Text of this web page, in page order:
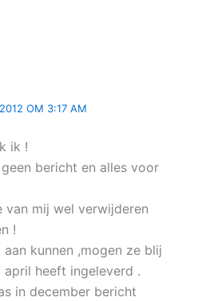
OM 3:17 AM
ik !
bericht en alles voor
van mij wel verwijderen
!
kunnen ,mogen ze blij
april heeft ingeleverd .
in december bericht